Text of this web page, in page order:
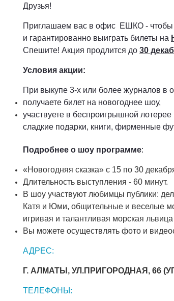
Друзья!
Приглашаем вас в офис ЕШКО - чтобы
и гарантированно выиграть билеты на
Спешите! Акция продлится до 30
Условия акции:
При выкупе 3-х или более журналов в
получаете билет на новогоднее шоу,
участвуете в беспроигрышной
сладкие подарки, книги, фирменные
Подробнее о шоу программе:
«Новогодняя сказка» с 15 по 30
Длительность выступления - 60 минут.
В шоу участвуют любимцы публики:
Катя и Юми, общительные и веселые
игривая и талантливая морская
Вы можете осуществлять фото и
АДРЕС:
Г. АЛМАТЫ, УЛ.ПРИГОРОДНАЯ, 66
ТЕЛЕФОНЫ: